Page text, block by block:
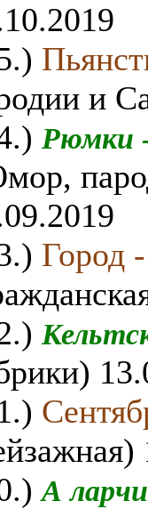
и
Рюмки
Город
А